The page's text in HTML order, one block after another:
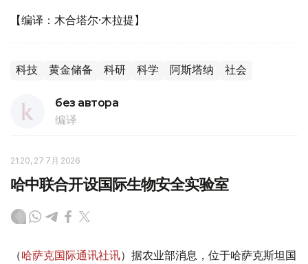
【编译：木合塔尔·木拉提】
科技 黄金储备 科研 科学 阿斯塔纳 社会
без автора
编译
21:20, 27 7月 2026
哈中联合开设国际生物安全实验室
（哈萨克国际通讯社讯）据农业部消息，位于哈萨克斯坦国